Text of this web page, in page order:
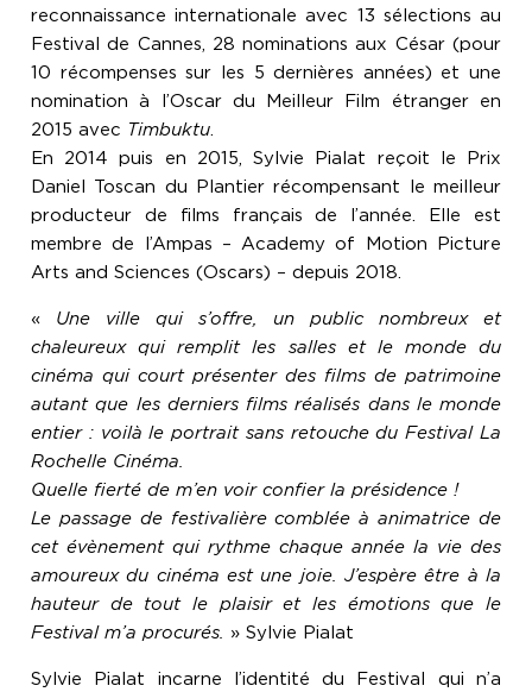
reconnaissance internationale avec 13 sélections au
Festival de Cannes, 28 nominations aux César (pour
10 récompenses sur les 5 dernières années) et une
nomination à l’Oscar du Meilleur Film étranger en
2015 avec Timbuktu.
En 2014 puis en 2015, Sylvie Pialat reçoit le Prix
Daniel Toscan du Plantier récompensant le meilleur
producteur de films français de l’année. Elle est
membre de l’Ampas – Academy of Motion Picture
Arts and Sciences (Oscars) – depuis 2018.
« Une ville qui s’offre, un public nombreux et
chaleureux qui remplit les salles et le monde du
cinéma qui court présenter des films de patrimoine
autant que les derniers films réalisés dans le monde
entier : voilà le portrait sans retouche du Festival La
Rochelle Cinéma.
Quelle fierté de m’en voir confier la présidence !
Le passage de festivalière comblée à animatrice de
cet évènement qui rythme chaque année la vie des
amoureux du cinéma est une joie. J’espère être à la
hauteur de tout le plaisir et les émotions que le
Festival m’a procurés. » Sylvie Pialat
Sylvie Pialat incarne l’identité du Festival qui n’a